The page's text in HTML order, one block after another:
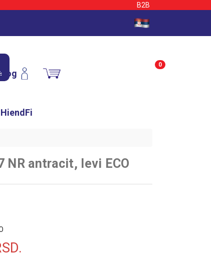
B2B
0
HiendFi
NR antracit, levi ECO